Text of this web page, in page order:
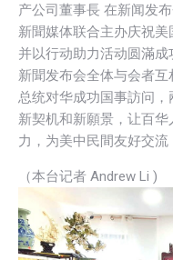
产公司董事長 在新闻发
新聞媒体联合主办庆祝美
并以行动助力活动圆滿成
新聞发布会全体与会者
总统对华成功国事訪问
新契机和新願景，让百
力，为美中民間友好交流
（本台记者 Andrew Li )